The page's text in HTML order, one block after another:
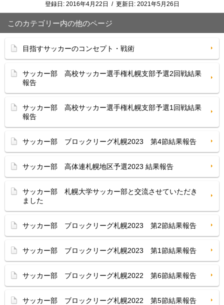
登録日: 2016年4月22日 / 更新日: 2021年5月26日
このカテゴリー内の他のページ
目指すサッカーのコンセプト・戦術
サッカー部 高校サッカー選手権札幌支部予選2回戦結果
報告
サッカー部 高校サッカー選手権札幌支部予選1回戦結果
報告
サッカー部 ブロックリーグ札幌2023 第4節結果報告
サッカー部 高体連札幌地区予選2023 結果報告
サッカー部 札幌大学サッカー部と交流させていただき
ました
サッカー部 ブロックリーグ札幌2023 第2節結果報告
サッカー部 ブロックリーグ札幌2023 第1節結果報告
サッカー部 ブロックリーグ札幌2022 第6節結果報告
サッカー部 ブロックリーグ札幌2022 第5節結果報告